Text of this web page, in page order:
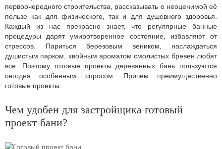
первоочередного строительства, рассказывать о неоценимой её
пользе как для физического, так и для душевного здоровья.
Каждый из нас прекрасно знает, что регулярные банные
процедуры дарят умиротворенное состояние, избавляют от
стрессов. Париться березовым веником, наслаждаться
душистым парком, хвойным ароматом смолистых бревен любят
все. Поэтому готовые проекты деревянных бань пользуются
сегодня особенным спросом. Причем преимущественно
готовые проекты.
Чем удобен для застройщика готовый
проект бани?